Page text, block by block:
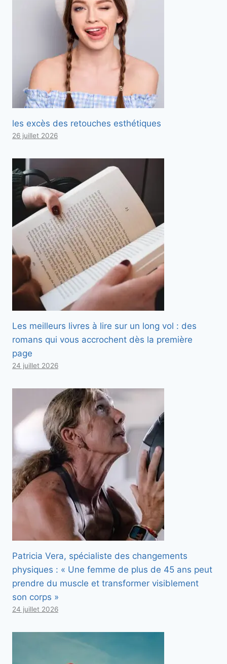
les excès des retouches esthétiques
26 juillet 2026
Les meilleurs livres à lire sur un long vol : des
romans qui vous accrochent dès la première
page
24 juillet 2026
Patricia Vera, spécialiste des changements
physiques : « Une femme de plus de 45 ans peut
prendre du muscle et transformer visiblement
son corps »
24 juillet 2026